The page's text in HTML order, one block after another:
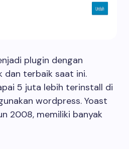
plugin dengan
dan terbaik saat ini.
5 juta lebih terinstall di
wordpress. Yoast
2008, memiliki banyak